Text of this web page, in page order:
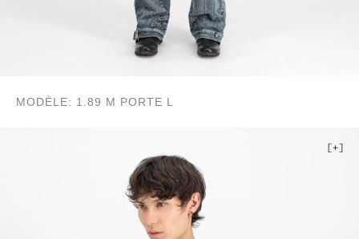
MODÈLE: 1.89 M PORTE L